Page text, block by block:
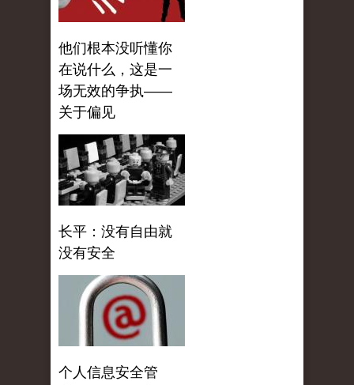
他们根本没听懂你
在说什么，这是一
场无效的争执——
关于偏见
长平：没有自由就
没有安全
个人信息安全管